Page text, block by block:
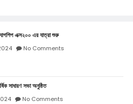
এক্স২০০ এর যাত্রা শুরু
No Comments
সাধারণ সভা অনুষ্ঠিত
No Comments